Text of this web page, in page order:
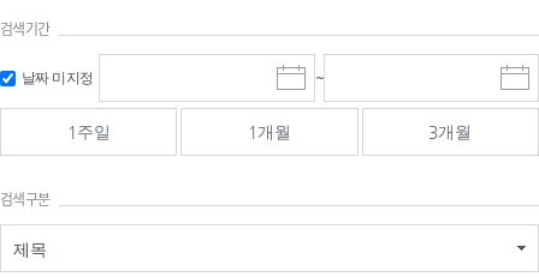
검색기간
날짜 미지정
시
작
일
선
~
종
료
선
1주일 1개월 3개월
검색구분
제목